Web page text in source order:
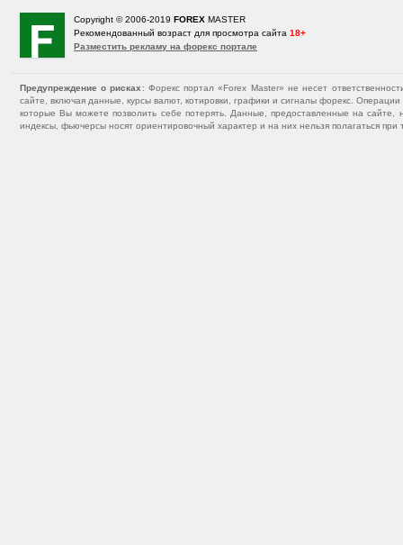
Copyright © 2006-2019 FOREX MASTER
Рекомендованный возраст для просмотра сайта 18+
Разместить рекламу на форекс портале
Предупреждение о рисках : Форекс портал «Forex Master» не несет
сайте, включая данные, курсы валют, котировки, графики и сигналы форекс.
которые Вы можете позволить себе потерять. Данные, предоставленные на
индексы, фьючерсы носят ориентировочный характер и на них нельзя полагаться при